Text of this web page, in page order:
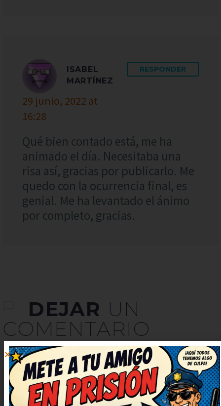
ISABEL
MARTÍNEZ
29 junio, 2022 at
16:28
RESPONDER
Qué bien contado está, me ha
animado el día. Necesitaba una
risa así, gracias por publicarlo. Me
quedo con la ocurrencia final, es
genial. Me ha levantado el ánimo
por completo, gracias.
DEJAR UN
COMENTARIO